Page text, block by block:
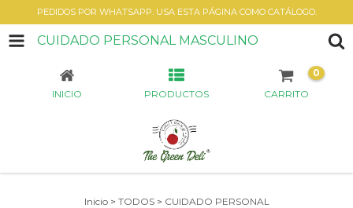
PEDIDOS POR WHATSAPP. USA ESTA PÁGINA COMO CATÁLOGO.
CUIDADO PERSONAL MASCULINO
INICIO PRODUCTOS CARRITO
0
Inicio > TODOS > CUIDADO PERSONAL